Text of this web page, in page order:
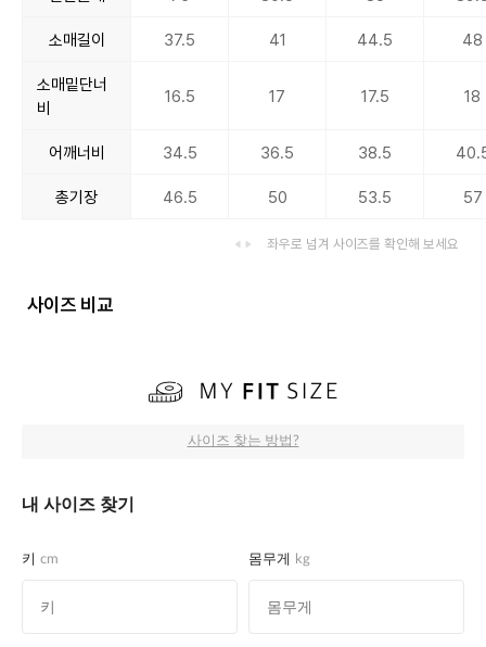
소매길이 37.5 41 44.5 48
소매밑단너
비
16.5 17 17.5 18
어깨너비 34.5 36.5 38.5
총기장 46.5 50 53.5 57
좌우로 넘겨 사이즈를 확인해 보세요
사이즈 비교